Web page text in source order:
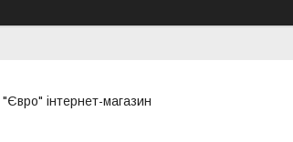
"Євро" інтернет-магазин